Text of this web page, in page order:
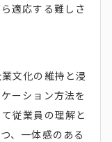
適応する難しさ
文化の維持と浸
ーション方法を
従業員の理解と
、一体感のある